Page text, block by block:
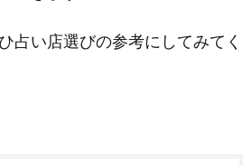
占い店選びの参考にしてみてく